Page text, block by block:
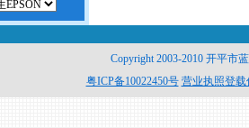
Copyright 2003-2010 开平市
粤ICP备10022450号 营业执照登载